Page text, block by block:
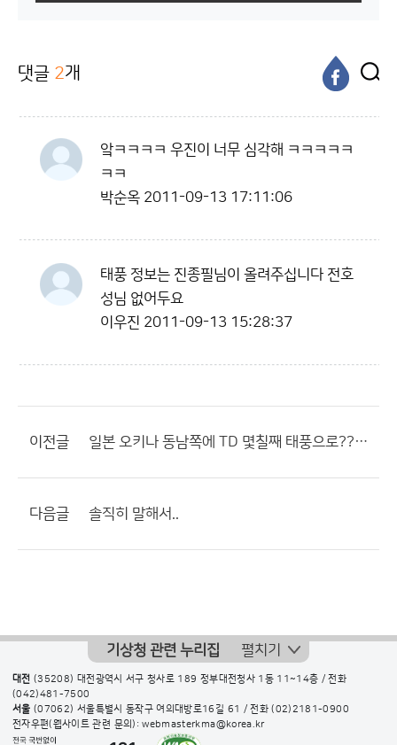
댓글 2개
앜ㅋㅋㅋㅋ 우진이 너무 심각해 ㅋㅋㅋㅋㅋ
ㅋㅋ
박순옥 2011-09-13 17:11:06
태풍 정보는 진종필님이 올려주십니다 전호
성님 없어두요
이우진 2011-09-13 15:28:37
이전글 일본 오키나 동남쪽에 TD 몇칠째 태풍으로????????
다음글 솔직히 말해서..
기상청 관련 누리집 펼치기
대전 (35208) 대전광역시 서구 청사로 189 정부대전청사 1동 11~14층 / 전화
(042)481-7500
서울 (07062) 서울특별시 동작구 여의대방로16길 61 / 전화(02)2181-0900
전자우편(웹사이트 관련 문의): webmasterkma@korea.kr